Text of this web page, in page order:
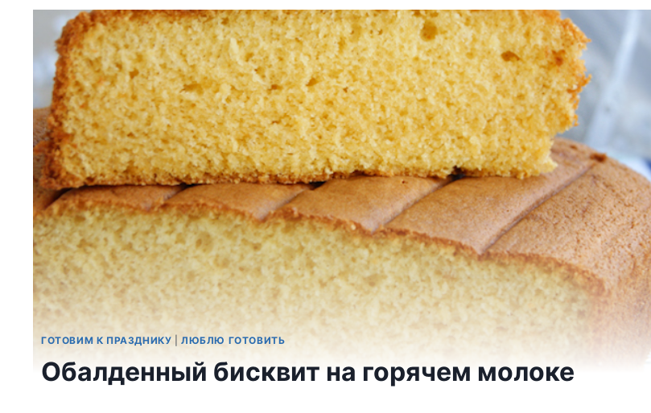
ГОТОВИМ К ПРАЗДНИКУ |ЛЮБЛЮ ГОТОВИТЬ
Обалденный бисквит на горячем молоке